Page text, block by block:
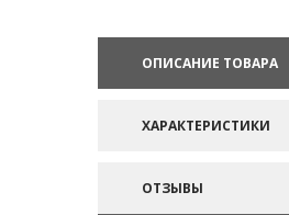
ОПИСАНИЕ ТОВАРА
ХАРАКТЕРИСТИКИ
ОТЗЫВЫ